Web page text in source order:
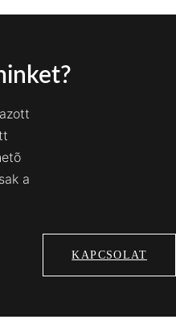
a
KAPCSOLAT